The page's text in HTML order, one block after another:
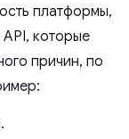
платформы,
которые
причин, по